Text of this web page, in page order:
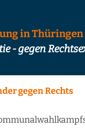
in Thüringen
- gegen
gegen Rechts